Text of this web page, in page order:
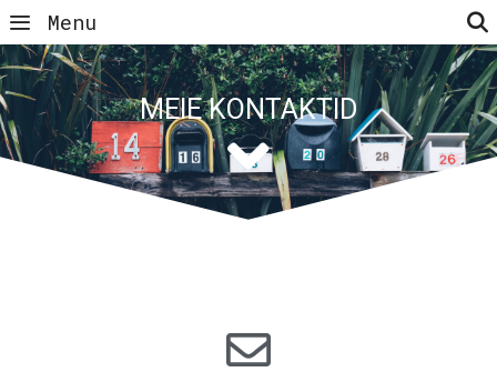
Menu
MEIE KONTAKTID